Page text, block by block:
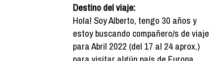
Destino del viaje:
Hola! Soy Alberto, tengo 30 años y
estoy buscando compañero/s de viaje
para Abril 2022 (del 17 al 24 aprox.)